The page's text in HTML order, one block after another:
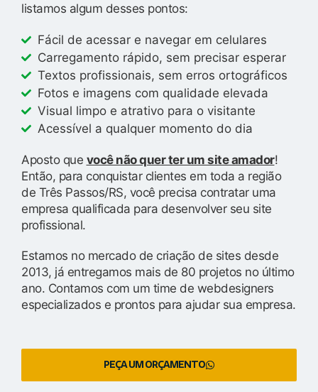
listamos algum desses pontos:
Fácil de acessar e navegar em celulares
Carregamento rápido, sem precisar esperar
Textos profissionais, sem erros ortográficos
Fotos e imagens com qualidade elevada
Visual limpo e atrativo para o visitante
Acessível a qualquer momento do dia
Aposto que você não quer ter um site amador!
Então, para conquistar clientes em toda a região
de Três Passos/RS, você precisa contratar uma
empresa qualificada para desenvolver seu site
profissional.
Estamos no mercado de criação de sites desde
2013, já entregamos mais de 80 projetos no último
ano. Contamos com um time de webdesigners
especializados e prontos para ajudar sua empresa.
PEÇA UM ORÇAMENTO